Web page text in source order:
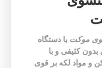
موکت با دستگاه
کثیفی و با
و مواد لکه بر قوی